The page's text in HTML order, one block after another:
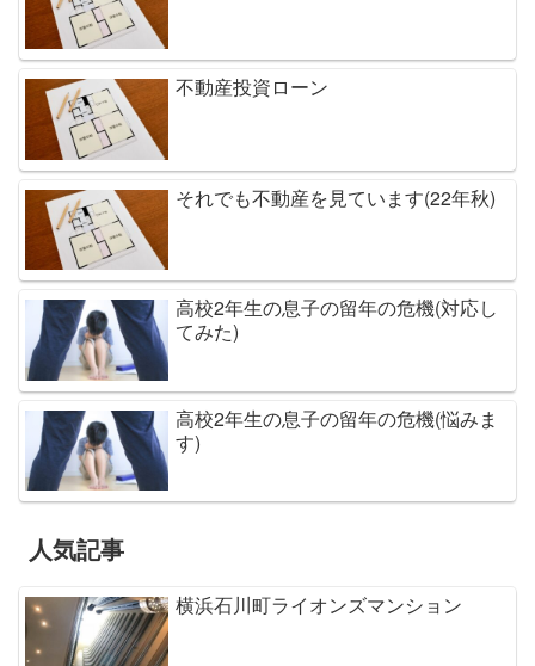
不動産投資ローン
それでも不動産を見ています(22年秋)
高校2年生の息子の留年の危機(対応し
てみた)
高校2年生の息子の留年の危機(悩みま
す)
人気記事
横浜石川町ライオンズマンション